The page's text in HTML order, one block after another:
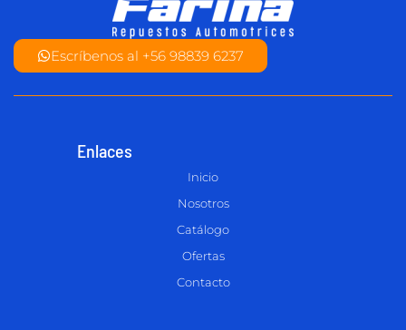
Escríbenos al +56 98839 6237
Enlaces
Inicio
Nosotros
Catálogo
Ofertas
Contacto